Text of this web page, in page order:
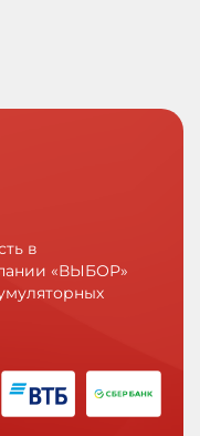
в
«ВЫБОР»